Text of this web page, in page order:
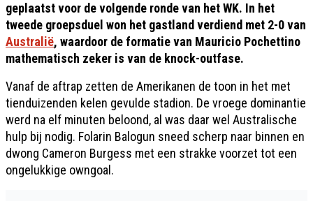
geplaatst voor de volgende ronde van het WK. In het
tweede groepsduel won het gastland verdiend met 2-0 van
Australië, waardoor de formatie van Mauricio Pochettino
mathematisch zeker is van de knock-outfase.
Vanaf de aftrap zetten de Amerikanen de toon in het met
tienduizenden kelen gevulde stadion. De vroege dominantie
werd na elf minuten beloond, al was daar wel Australische
hulp bij nodig. Folarin Balogun sneed scherp naar binnen en
dwong Cameron Burgess met een strakke voorzet tot een
ongelukkige owngoal.